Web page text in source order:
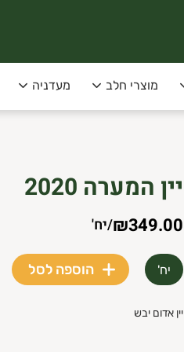
מוצרי חלב מעדניה
יין המערה 2020
₪349.00
/יח'
יח' הוספה לסל
יין אדום יבש